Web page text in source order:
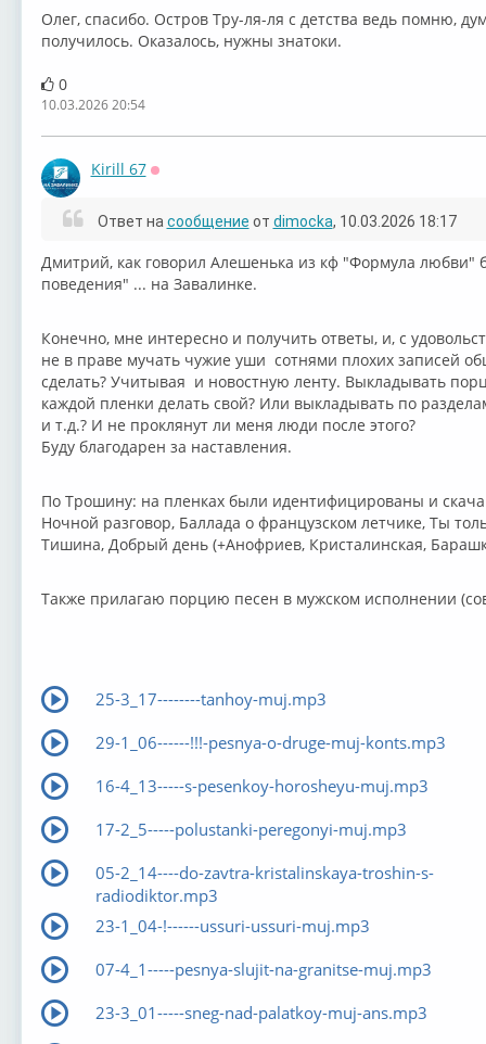
Олег, спасибо. Остров Тру-ля-ля с детства ведь помню,
получилось. Оказалось, нужны знатоки.
0
10.03.2026 20:54
Kirill 67
Ответ на сообщение от dimocka, 10.03.2026 18:17
Дмитрий, как говорил Алешенька из кф "Формула любви"
поведения" ... на Завалинке.
Конечно, мне интересно и получить ответы, и, с
не в праве мучать чужие уши сотнями плохих записей
сделать? Учитывая и новостную ленту. Выкладывать
каждой пленки делать свой? Или выкладывать по
и т.д.? И не проклянут ли меня люди после этого?
Буду благодарен за наставления.
По Трошину: на пленках были идентифицированы и
Ночной разговор, Баллада о французском летчике, Ты
Тишина, Добрый день (+Анофриев, Кристалинская,
Также прилагаю порцию песен в мужском исполнении
25-3_17--------tanhoy-muj.mp3
29-1_06------!!!-pesnya-o-druge-muj-konts.mp3
16-4_13-----s-pesenkoy-horosheyu-muj.mp3
17-2_5-----polustanki-peregonyi-muj.mp3
05-2_14----do-zavtra-kristalinskaya-troshin-s-
radiodiktor.mp3
23-1_04-!------ussuri-ussuri-muj.mp3
07-4_1-----pesnya-slujit-na-granitse-muj.mp3
23-3_01-----sneg-nad-palatkoy-muj-ans.mp3